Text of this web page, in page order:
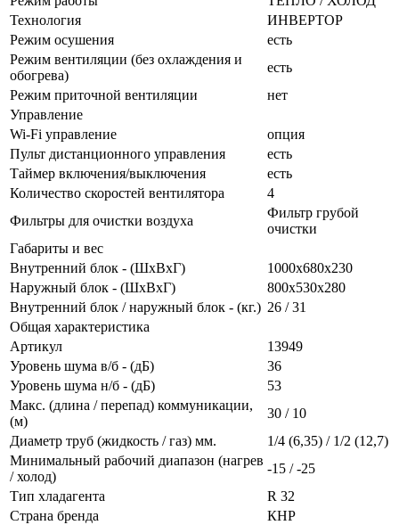
Технология
ИНВЕРТОР
Режим осушения
есть
Режим вентиляции (без охлаждения и
обогрева)
есть
Режим приточной вентиляции
нет
Управление
Wi-Fi управление
опция
Пульт дистанционного управления
есть
Таймер включения/выключения
есть
Количество скоростей вентилятора
4
Фильтры для очистки воздуха
Фильтр грубой
очистки
Габариты и вес
Внутренний блок - (ШхВхГ)
1000х680х230
Наружный блок - (ШхВхГ)
800х530х280
Внутренний блок / наружный блок - (кг.) 26 / 31
Общая характеристика
Артикул
13949
Уровень шума в/б - (дБ)
36
Уровень шума н/б - (дБ)
53
Макс. (длина / перепад) коммуникации,
(м)
30 / 10
Диаметр труб (жидкость / газ) мм.
1/4 (6,35) / 1/2 (12,7)
Минимальный рабочий диапазон (нагрев
/ холод)
-15 / -25
Тип хладагента
R 32
Страна бренда
КНР